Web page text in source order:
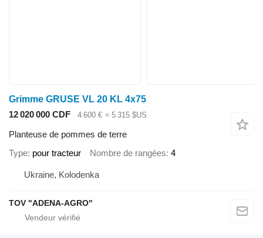
Grimme GRUSE VL 20 KL 4x75
12 020 000 CDF
4 600 € ≈ 5 315 $US
Planteuse de pommes de terre
Type pour tracteur Nombre de rangées 4
Ukraine, Kolodenka
TOV "ADENA-AGRO"